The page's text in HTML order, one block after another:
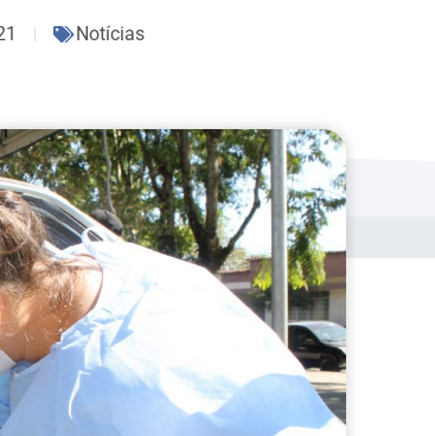
Notícias